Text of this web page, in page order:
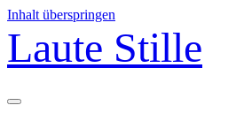
Inhalt überspringen
Laute Stille